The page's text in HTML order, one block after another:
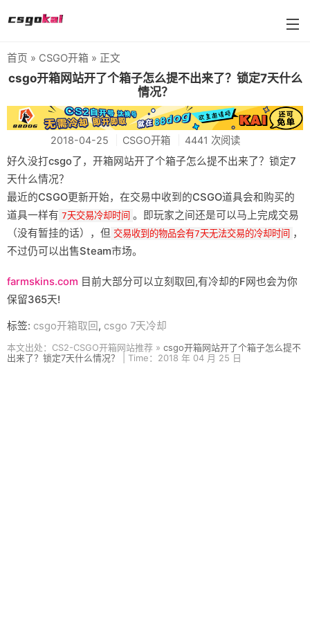
farmskins
88dog
flamecases
88hash-jp
首页 » CSGO开箱 » 正文
csgo开箱网站开了个箱子怎么提不出来了？锁定7天什么
情况？
2018-04-25 CSGO开箱 4441 次阅读
好久没打csgo了，开箱网站开了个箱子怎么提不出来了？锁定7
天什么情况？
最近的CSGO更新开始，在交易中收到的CSGO道具会和购买的
道具一样有 7天交易冷却时间 。即玩家之间还是可以马上完成交易
（没有暂挂的话），但 交易收到的物品会有7天无法交易的冷却时间 ，
不过仍可以出售Steam市场。
farmskins.com 目前大部分可以立刻取回,有冷却的F网也会为你
保留365天!
标签: csgo开箱取回 , csgo 7天冷却
本文出处：CS2-CSGO开箱网站推荐 » csgo开箱网站开了个箱子怎么提不
出来了？锁定7天什么情况？
| Time：2018 年 04 月 25 日